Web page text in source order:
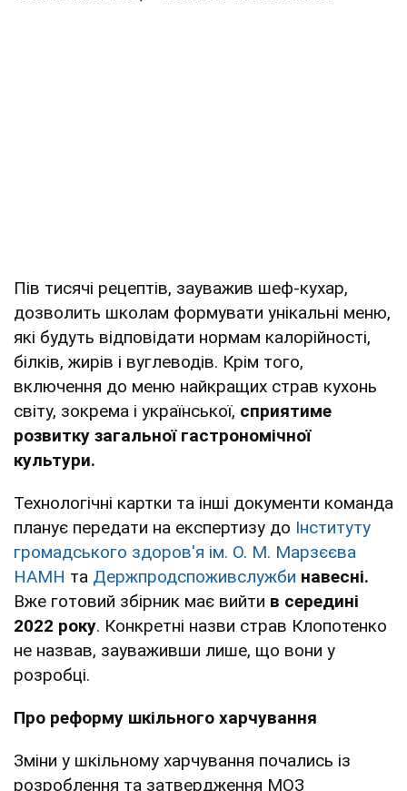
Пів тисячі рецептів, зауважив шеф-кухар,
дозволить школам формувати унікальні меню,
які будуть відповідати нормам калорійності,
білків, жирів і вуглеводів. Крім того,
включення до меню найкращих страв кухонь
світу, зокрема і української, сприятиме
розвитку загальної гастрономічної
культури.
Технологічні картки та інші документи команда
планує передати на експертизу до Інституту
громадського здоров'я ім. О. М. Марзєєва
НАМН та Держпродспоживслужби навесні.
Вже готовий збірник має вийти в середині
2022 року. Конкретні назви страв Клопотенко
не назвав, зауваживши лише, що вони у
розробці.
Про реформу шкільного харчування
Зміни у шкільному харчування почались із
розроблення та затвердження МОЗ